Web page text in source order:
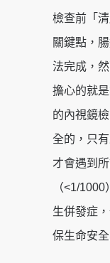
檢查前「
關鍵點，
法完成，
擔心的就
的內視鏡
全的，只
才會遇到
（<1/
生併發症
保生命安